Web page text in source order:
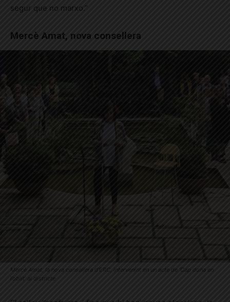
segur que no marxo.”
Mercè Amat, nova consellera
Mercè Amat, la nova consellera d’ERC, intervenint en un acte de ‘Cap dona en
l’oblit’ al districte